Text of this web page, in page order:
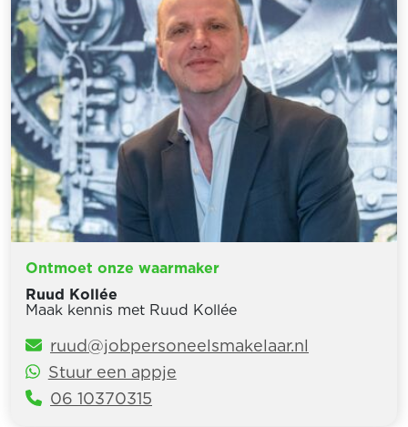
Ontmoet onze waarmaker
Ruud Kollée
Maak kennis met Ruud Kollée
ruud@jobpersoneelsmakelaar.nl
Stuur een appje
06 10370315